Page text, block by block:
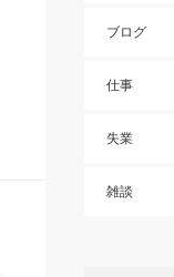
ブログ
仕事
失業
雑談